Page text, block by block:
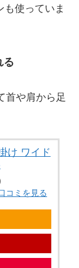
も使っていま
る
首や肩から足
け ワイド
コミを見る